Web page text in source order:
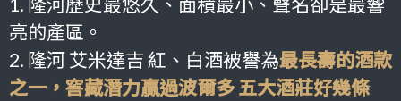
亮的產區。
2. 隆河 艾米達吉 紅、白酒被譽為最長壽的酒款
之一，窖藏潛力贏過波爾多 五大酒莊好幾條